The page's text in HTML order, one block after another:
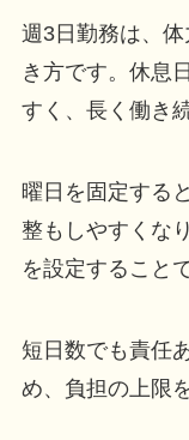
週3日勤務は、
き方です。休息
すく、長く働き
曜日を固定する
整もしやすくな
を設定すること
短日数でも責任
め、負担の上限